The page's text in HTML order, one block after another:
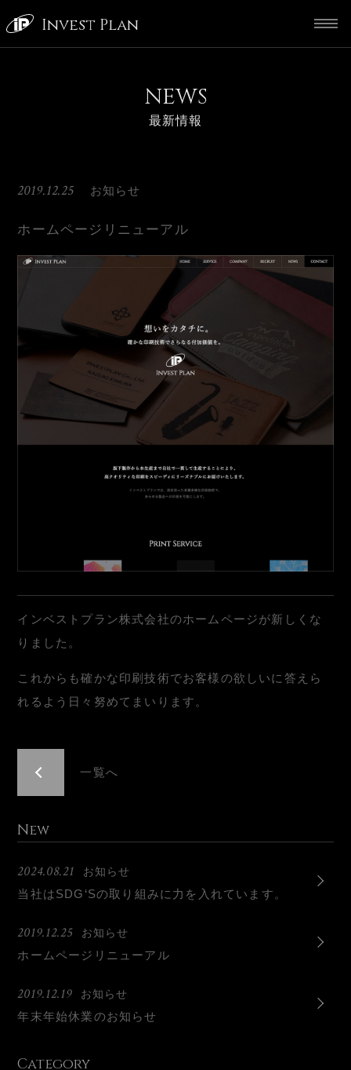
Invest Plan
NEWS
最新情報
2019.12.25 お知らせ
ホームページリニューアル
インベストプラン株式会社のホームページが新しくな
りました。
これからも確かな印刷技術でお客様の欲しいに答えら
れるよう日々努めてまいります。
一覧へ
New
2024.08.21 お知らせ
当社はSDG‘Sの取り組みに力を入れています。
2019.12.25 お知らせ
ホームページリニューアル
2019.12.19 お知らせ
年末年始休業のお知らせ
Category